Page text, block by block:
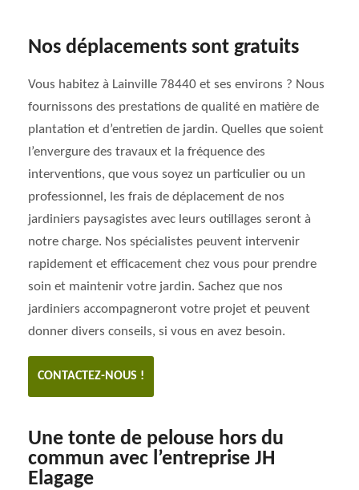
Nos déplacements sont gratuits
Vous habitez à Lainville 78440 et ses environs ? Nous
fournissons des prestations de qualité en matière de
plantation et d’entretien de jardin. Quelles que soient
l’envergure des travaux et la fréquence des
interventions, que vous soyez un particulier ou un
professionnel, les frais de déplacement de nos
jardiniers paysagistes avec leurs outillages seront à
notre charge. Nos spécialistes peuvent intervenir
rapidement et efficacement chez vous pour prendre
soin et maintenir votre jardin. Sachez que nos
jardiniers accompagneront votre projet et peuvent
donner divers conseils, si vous en avez besoin.
CONTACTEZ-NOUS !
Une tonte de pelouse hors du
commun avec l’entreprise JH
Elagage